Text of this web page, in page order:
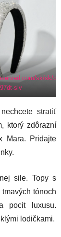
sk/sk/
slv
stratiť
ktorý zdôrazní
Mara. Pridajte
sile. Topy s
tónoch
pocit luxusu.
lodičkami.